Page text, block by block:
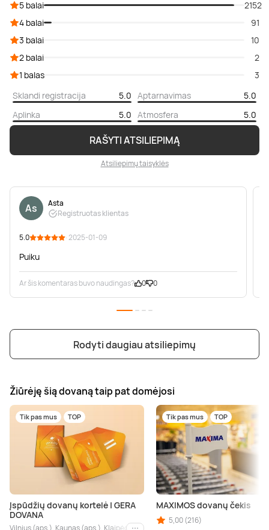
RAŠYTI ATSILIEPIMĄ
Atsiliepimų taisyklės
5 balai
2152
4 balai
91
3 balai
10
2 balai
2
1 balas
3
Sklandi registracija
5.0 Aptarnavimas
5.0
Aplinka
5.0 Atmosfera 5.0
As
Asta
Registruotas klientas
5.0 · 2025-01-09
Puiku
Ar šis komentaras buvo naudingas? 0 0
Rodyti daugiau atsiliepimų
Žiūrėję šią dovaną taip pat domėjosi
Tik pas mus TOP
Įspūdžių dovanų kortelė | GERA
DOVANA
Tik pas mus TOP
MAXIMOS dovanų čekis
5,00 (216)